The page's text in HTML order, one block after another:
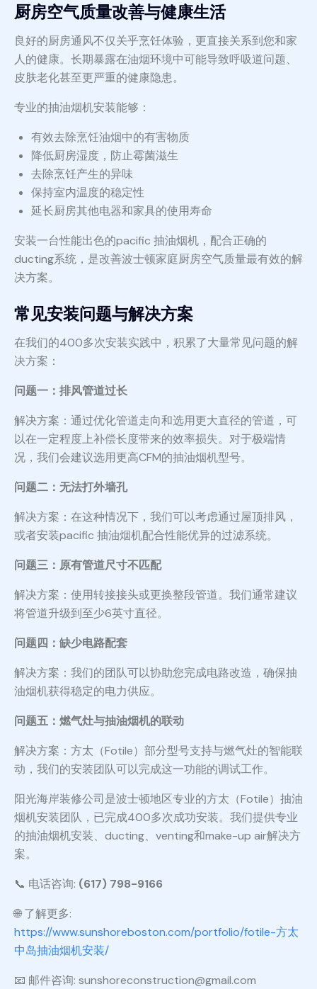
厨房空气质量改善与健康生活
良好的厨房通风不仅关乎烹饪体验，更直接关系到您和家
人的健康。长期暴露在油烟环境中可能导致呼吸道问题、
皮肤老化甚至更严重的健康隐患。
专业的抽油烟机安装能够：
有效去除烹饪油烟中的有害物质
降低厨房湿度，防止霉菌滋生
去除烹饪产生的异味
保持室内温度的稳定性
延长厨房其他电器和家具的使用寿命
安装一台性能出色的pacific 抽油烟机，配合正确的
ducting系统，是改善波士顿家庭厨房空气质量最有效的解
决方案。
常见安装问题与解决方案
在我们的400多次安装实践中，积累了大量常见问题的解
决方案：
问题一：排风管道过长
解决方案：通过优化管道走向和选用更大直径的管道，可
以在一定程度上补偿长度带来的效率损失。对于极端情
况，我们会建议选用更高CFM的抽油烟机型号。
问题二：无法打外墙孔
解决方案：在这种情况下，我们可以考虑通过屋顶排风，
或者安装pacific 抽油烟机配合性能优异的过滤系统。
问题三：原有管道尺寸不匹配
解决方案：使用转接接头或更换整段管道。我们通常建议
将管道升级到至少6英寸直径。
问题四：缺少电路配套
解决方案：我们的团队可以协助您完成电路改造，确保抽
油烟机获得稳定的电力供应。
问题五：燃气灶与抽油烟机的联动
解决方案：方太（Fotile）部分型号支持与燃气灶的智能联
动，我们的安装团队可以完成这一功能的调试工作。
阳光海岸装修公司是波士顿地区专业的方太（Fotile）抽油
烟机安装团队，已完成400多次成功安装。我们提供专业
的抽油烟机安装、ducting、venting和make-up air解决方
案。
📞 电话咨询: (617) 798-9166
🌐 了解更多:
https://www.sunshoreboston.com/portfolio/fotile-方太
中岛抽油烟机安装/
📧 邮件咨询: sunshoreconstruction@gmail.com